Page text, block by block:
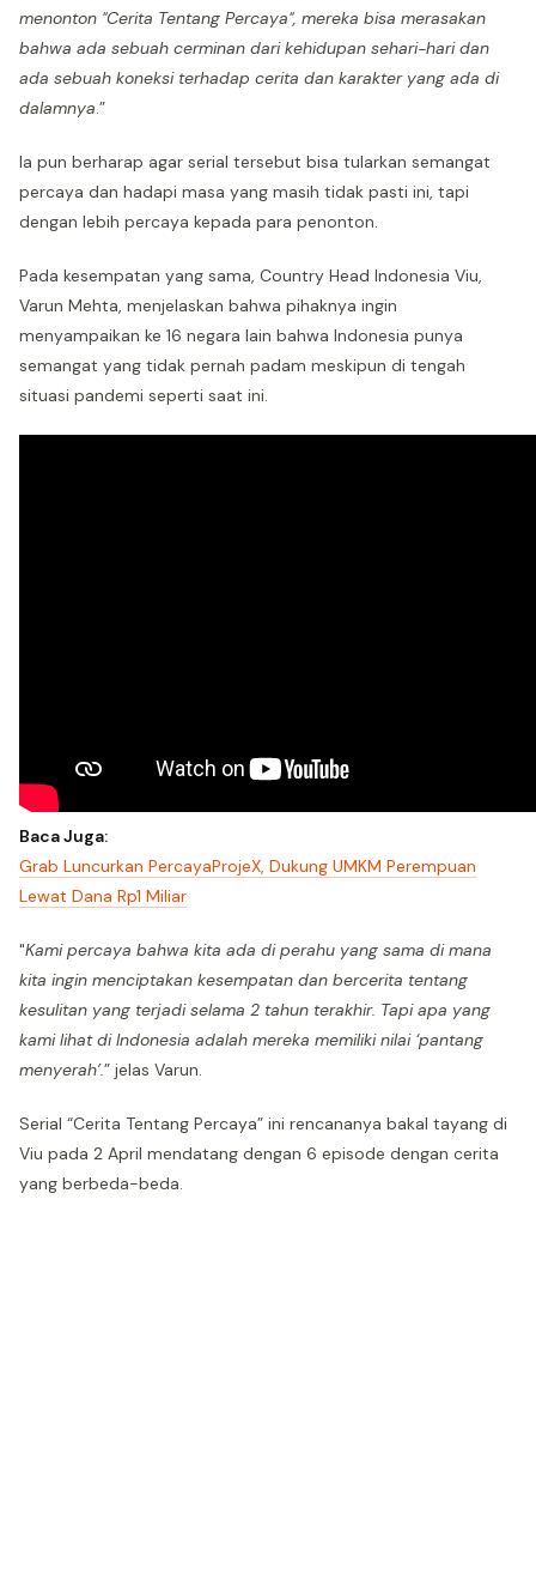
menonton "Cerita Tentang Percaya", mereka bisa merasakan
bahwa ada sebuah cerminan dari kehidupan sehari-hari dan
ada sebuah koneksi terhadap cerita dan karakter yang ada di
dalamnya.”
Ia pun berharap agar serial tersebut bisa tularkan semangat
percaya dan hadapi masa yang masih tidak pasti ini, tapi
dengan lebih percaya kepada para penonton.
Pada kesempatan yang sama, Country Head Indonesia Viu,
Varun Mehta, menjelaskan bahwa pihaknya ingin
menyampaikan ke 16 negara lain bahwa Indonesia punya
semangat yang tidak pernah padam meskipun di tengah
situasi pandemi seperti saat ini.
Baca Juga:
Grab Luncurkan PercayaProjeX, Dukung UMKM Perempuan
Lewat Dana Rp1 Miliar
"Kami percaya bahwa kita ada di perahu yang sama di mana
kita ingin menciptakan kesempatan dan bercerita tentang
kesulitan yang terjadi selama 2 tahun terakhir. Tapi apa yang
kami lihat di Indonesia adalah mereka memiliki nilai ‘pantang
menyerah’.” jelas Varun.
Serial “Cerita Tentang Percaya” ini rencananya bakal tayang di
Viu pada 2 April mendatang dengan 6 episode dengan cerita
yang berbeda-beda.